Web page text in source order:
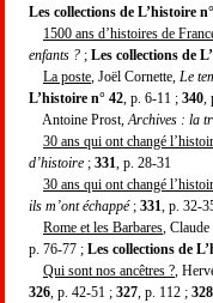
Les collections de L’histoire
1500 ans d’histoires de
enfants ? ; Les collections de
La poste , Joël Cornette, Le
L’histoire n° 42 , p. 6-11 ; 340
Antoine Prost, Archives : la
30 ans qui ont changé
d’histoire ; 331 , p. 28-31
30 ans qui ont changé
ils m’ont échappé; 331 , p. 32-
Rome et les Barbares ,
p. 76-77 ; Les collections de
Qui sont nos ancêtres ? ,
326 , p. 42-51 ; 327 , p. 112 ; 328